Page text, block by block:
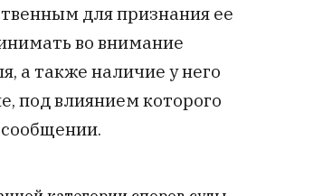
для признания ее
во внимание
а также наличие у него
под влиянием которого